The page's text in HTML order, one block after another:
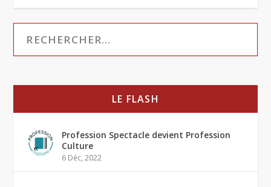
LE FLASH
Profession Spectacle devient Profession
Culture
6 Déc, 2022